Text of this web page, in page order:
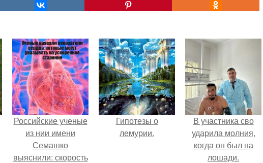
Российские ученые
из нии имени
Семашко
выяснили: скорость
Гипотезы о
лемурии.
В участника сво
ударила молния,
когда он был на
лошади.